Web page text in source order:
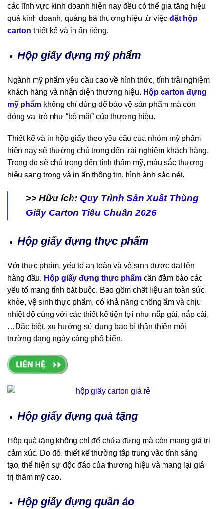
các lĩnh vực kinh doanh hiện nay đều có thể gia tăng hiệu
quả kinh doanh, quảng bá thương hiệu từ việc đặt hộp
carton thiết kế và in ấn riêng.
Hộp giấy đựng mỹ phẩm
Ngành mỹ phẩm yêu cầu cao về hình thức, tính trải nghiệm
khách hàng và nhận diện thương hiệu. Hộp carton đựng
mỹ phẩm không chỉ dùng để bảo vệ sản phẩm mà còn
đóng vai trò như “bộ mặt” của thương hiệu.
Thiết kế và in hộp giấy theo yêu cầu của nhóm mỹ phẩm
hiện nay sẽ thường chú trọng đến trải nghiệm khách hàng.
Trong đó sẽ chú trọng đến tính thẩm mỹ, màu sắc thương
hiệu sang trọng và in ấn thông tin, hình ảnh sắc nét.
>> Hữu ích: Quy Trình Sản Xuất Thùng
Giấy Carton Tiêu Chuẩn 2026
Hộp giấy đựng thực phẩm
Với thực phẩm, yếu tố an toàn và vệ sinh được đặt lên
hàng đầu. Hộp giấy đựng thực phẩm cần đảm bảo các
yếu tố mang tính bắt buộc. Bao gồm chất liệu an toàn sức
khỏe, vệ sinh thực phẩm, có khả năng chống ẩm và chịu
nhiệt độ cùng với các thiết kế tiện lợi như nắp gài, nắp cài,
…Đặc biệt, xu hướng sử dụng bao bì thân thiện môi
trường đang ngày càng phổ biến.
Hộp giấy đựng quà tặng
Hộp quà tặng không chỉ để chứa đựng mà còn mang giá trị
cảm xúc. Do đó, thiết kế thường tập trung vào tính sáng
tạo, thể hiện sự độc đáo của thương hiệu và mang lại giá
trị thẩm mỹ cao.
Hộp giấy đựng quần áo